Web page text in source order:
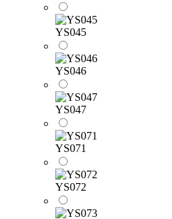
YS045
YS046
YS047
YS071
YS072